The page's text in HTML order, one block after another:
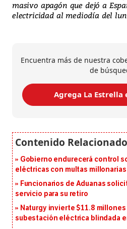
masivo apagón que dejó a
electricidad al mediodía del
Encuentra más de nuestra
de
Agrega La Estrella
Gobierno endurecerá control
eléctricas con multas millonarias
Funcionarios de Aduanas
servicio para su retiro
Naturgy invierte $11.8 millones
subestación eléctrica blindada